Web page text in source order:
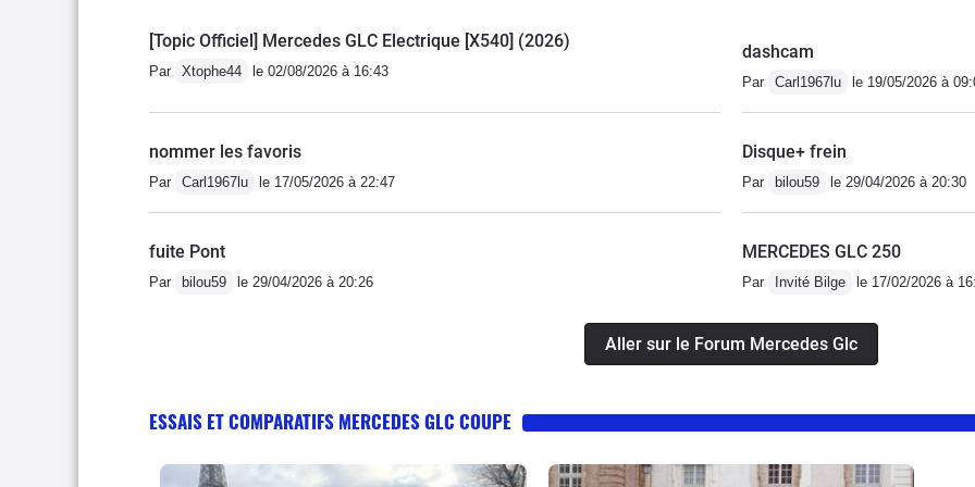
[Topic Officiel] Mercedes GLC Electrique [X540] (2026)
Par Xtophe44 le 02/08/2026 à 16:43
dashcam
Par Carl1967lu le 19/05/2026 à
nommer les favoris
Par Carl1967lu le 17/05/2026 à 22:47
Disque+ frein
Par bilou59 le 29/04/2026 à 20:30
fuite Pont
Par bilou59 le 29/04/2026 à 20:26
MERCEDES GLC 250
Par Invité Bilge le 17/02/2026 à
Aller sur le Forum Mercedes Glc
ESSAIS ET COMPARATIFS MERCEDES GLC COUPE